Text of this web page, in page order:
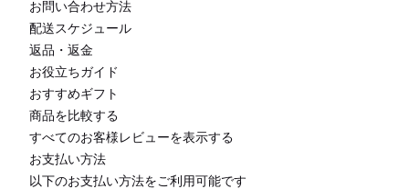
お問い合わせ方法
配送スケジュール
返品・返金
お役立ちガイド
おすすめギフト
商品を比較する
すべてのお客様レビューを表示する
お支払い方法
以下のお支払い方法をご利用可能です